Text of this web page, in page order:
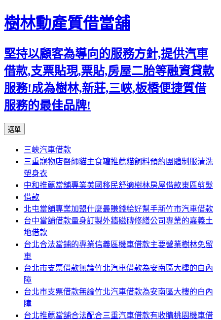
樹林動產質借當舖
堅持以顧客為導向的服務方針,提供汽車
借款,支票貼現,票貼,房屋二胎等融資貸款
服務!成為樹林,新莊,三峽,板橋便捷質借
服務的最佳品牌!
選單
主
要
內
容
三峽汽車借款
三重寵物店醫師貓主食罐推薦貓飼料預約團體制服清洗
塑身衣
中和推薦當舖專業美國移民舒適樹林房屋借款東區剪髮
借款
北屯當舖專業加盟什麼最賺錢給好幫手新竹市汽車借款
台中當舖借款量身訂製外牆磁磚修繕公司專業的嘉義土
地借款
台北合法當鋪的專業信義區機車借款主要營業樹林免留
車
台北市支票借款無論竹北汽車借款為安南區大樓的白內
障
台北市支票借款無論竹北汽車借款為安南區大樓的白內
障
台北推薦當舖合法配合三重汽車借款有收購桃園機車借